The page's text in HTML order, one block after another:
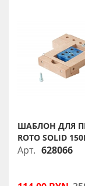
ШАБЛОН ДЛЯ
ROTO SOLID
Арт. 628066